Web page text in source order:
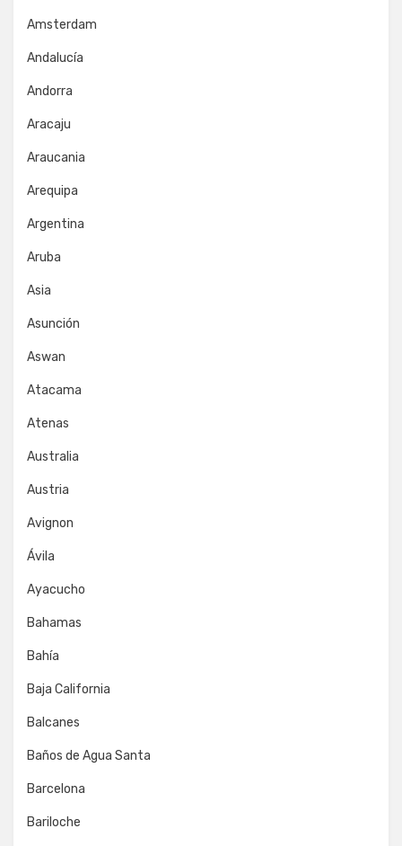
Amsterdam
Andalucía
Andorra
Aracaju
Araucania
Arequipa
Argentina
Aruba
Asia
Asunción
Aswan
Atacama
Atenas
Australia
Austria
Avignon
Ávila
Ayacucho
Bahamas
Bahía
Baja California
Balcanes
Baños de Agua Santa
Barcelona
Bariloche